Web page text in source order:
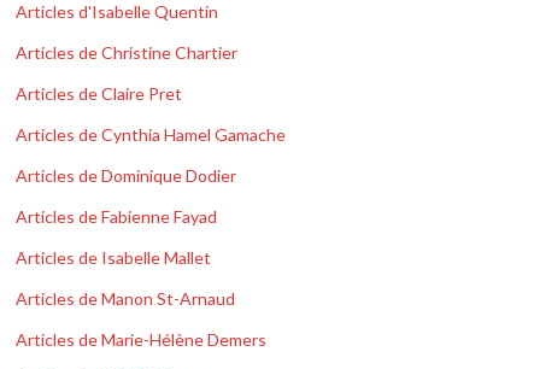
Articles d'Isabelle Quentin
Articles de Christine Chartier
Articles de Claire Pret
Articles de Cynthia Hamel Gamache
Articles de Dominique Dodier
Articles de Fabienne Fayad
Articles de Isabelle Mallet
Articles de Manon St-Arnaud
Articles de Marie-Hélène Demers